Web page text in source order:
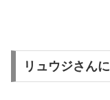
リュウジさん